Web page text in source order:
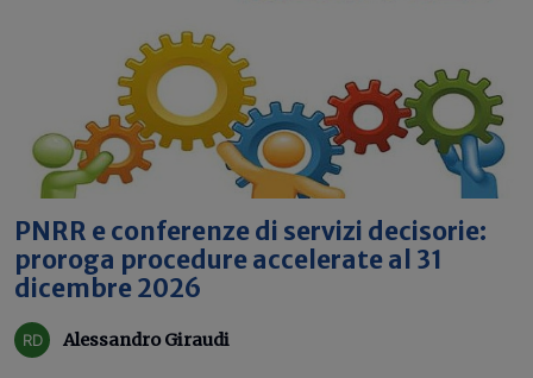
PNRR e conferenze di servizi decisorie:
proroga procedure accelerate al 31
dicembre 2026
Alessandro Giraudi